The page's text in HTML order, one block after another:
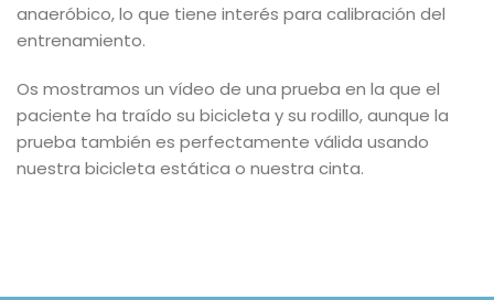
anaeróbico, lo que tiene interés para calibración del
entrenamiento.
Os mostramos un vídeo de una prueba en la que el
paciente ha traído su bicicleta y su rodillo, aunque la
prueba también es perfectamente válida usando
nuestra bicicleta estática o nuestra cinta.